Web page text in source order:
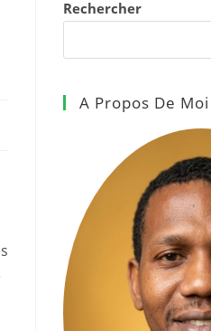
Rechercher
A Propos De Moi